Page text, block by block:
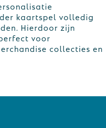
kaartspel volledig
Hierdoor zijn
voor
collecties en